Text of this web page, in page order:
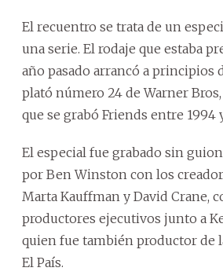
El recuentro se trata de un
una serie. El rodaje que estaba
año pasado arrancó a principios
plató número 24 de Warner
que se grabó Friends entre 1994
El especial fue grabado sin
por Ben Winston con los
Marta Kauffman y David Crane,
productores ejecutivos junto a
quien fue también productor de
El País.